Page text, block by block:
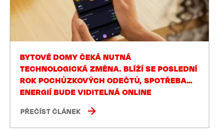
BYTOVÉ DOMY ČEKÁ NUTNÁ
TECHNOLOGICKÁ ZMĚNA. BLÍŽÍ SE POSLEDNÍ
ROK POCHŮZKOVÝCH ODEČTŮ, SPOTŘEBA
ENERGIÍ BUDE VIDITELNÁ ONLINE
PŘEČÍST ČLÁNEK